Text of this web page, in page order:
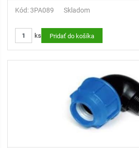
Kód: 3PA089 Skladom
ks Pridať do košíka